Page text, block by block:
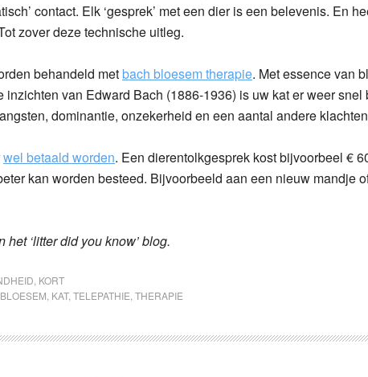
contact. Elk ‘gesprek’ met een dier is een belevenis. En
zover deze technische uitleg.
behandeld met bach bloesem therapie. Met essence van
inzichten van Edward Bach (1886-1936) is uw kat er weer snel
dominantie, onzekerheid en een aantal andere
wel betaald worden. Een dierentolkgesprek kost bijvoorbeel €
kan worden besteed. Bijvoorbeeld aan een nieuw mandje
het ‘litter did you know’ blog.
KORT
KAT, TELEPATHIE THERAPIE